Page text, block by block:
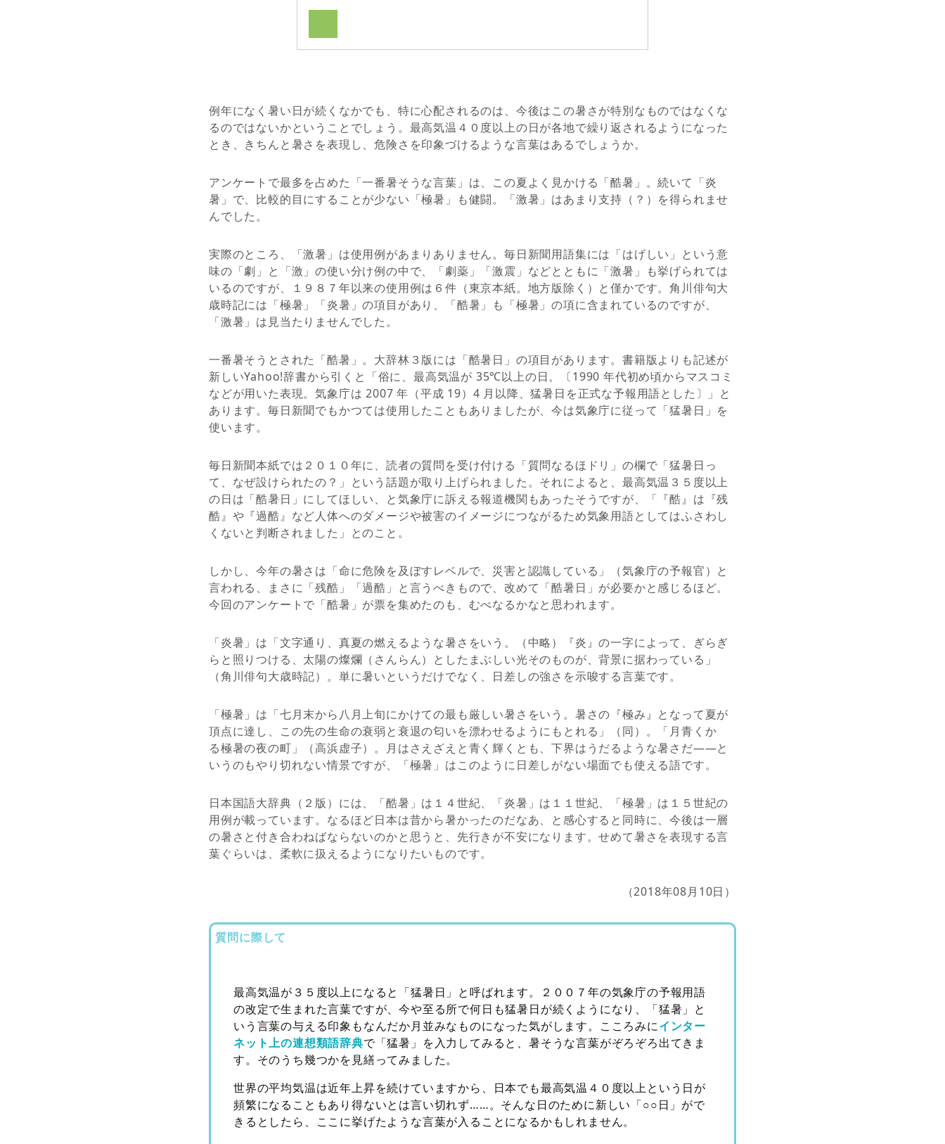
例年になく暑い日が続くなかでも、特に心配されるのは、今後はこの暑さが特別なものではなくな
るのではないかということでしょう。最高気温４０度以上の日が各地で繰り返されるようになった
とき、きちんと暑さを表現し、危険さを印象づけるような言葉はあるでしょうか。
アンケートで最多を占めた「一番暑そうな言葉」は、この夏よく見かける「酷暑」。続いて「炎
暑」で、比較的目にすることが少ない「極暑」も健闘。「激暑」はあまり支持（？）を得られませ
んでした。
実際のところ、「激暑」は使用例があまりありません。毎日新聞用語集には「はげしい」という意
味の「劇」と「激」の使い分け例の中で、「劇薬」「激震」などとともに「激暑」も挙げられては
いるのですが、１９８７年以来の使用例は６件（東京本紙。地方版除く）と僅かです。角川俳句大
歳時記には「極暑」「炎暑」の項目があり、「酷暑」も「極暑」の項に含まれているのですが、
「激暑」は見当たりませんでした。
一番暑そうとされた「酷暑」。大辞林３版には「酷暑日」の項目があります。書籍版よりも記述が
新しいYahoo!辞書から引くと「俗に、最高気温が 35℃以上の日。〔1990 年代初め頃からマスコミ
などが用いた表現。気象庁は 2007 年（平成 19）4 月以降、猛暑日を正式な予報用語とした〕」と
あります。毎日新聞でもかつては使用したこともありましたが、今は気象庁に従って「猛暑日」を
使います。
毎日新聞本紙では２０１０年に、読者の質問を受け付ける「質問なるほドリ」の欄で「猛暑日っ
て、なぜ設けられたの？」という話題が取り上げられました。それによると、最高気温３５度以上
の日は「酷暑日」にしてほしい、と気象庁に訴える報道機関もあったそうですが、「『酷』は『残
酷』や『過酷』など人体へのダメージや被害のイメージにつながるため気象用語としてはふさわし
くないと判断されました」とのこと。
しかし、今年の暑さは「命に危険を及ぼすレベルで、災害と認識している」（気象庁の予報官）と
言われる、まさに「残酷」「過酷」と言うべきもので、改めて「酷暑日」が必要かと感じるほど。
今回のアンケートで「酷暑」が票を集めたのも、むべなるかなと思われます。
「炎暑」は「文字通り、真夏の燃えるような暑さをいう。（中略）『炎』の一字によって、ぎらぎ
らと照りつける、太陽の燦爛（さんらん）としたまぶしい光そのものが、背景に据わっている」
（角川俳句大歳時記）。単に暑いというだけでなく、日差しの強さを示唆する言葉です。
「極暑」は「七月末から八月上旬にかけての最も厳しい暑さをいう。暑さの『極み』となって夏が
頂点に達し、この先の生命の衰弱と衰退の匂いを漂わせるようにもとれる」（同）。「月青くかゝ
る極暑の夜の町」（高浜虚子）。月はさえざえと青く輝くとも、下界はうだるような暑さだ――と
いうのもやり切れない情景ですが、「極暑」はこのように日差しがない場面でも使える語です。
日本国語大辞典（２版）には、「酷暑」は１４世紀、「炎暑」は１１世紀、「極暑」は１５世紀の
用例が載っています。なるほど日本は昔から暑かったのだなあ、と感心すると同時に、今後は一層
の暑さと付き合わねばならないのかと思うと、先行きが不安になります。せめて暑さを表現する言
葉ぐらいは、柔軟に扱えるようになりたいものです。
（2018年08月10日）
質問に際して
最高気温が３５度以上になると「猛暑日」と呼ばれます。２００７年の気象庁の予報用語
の改定で生まれた言葉ですが、今や至る所で何日も猛暑日が続くようになり、「猛暑」と
いう言葉の与える印象もなんだか月並みなものになった気がします。こころみにインター
ネット上の連想類語辞典で「猛暑」を入力してみると、暑そうな言葉がぞろぞろ出てきま
す。そのうち幾つかを見繕ってみました。
世界の平均気温は近年上昇を続けていますから、日本でも最高気温４０度以上という日が
頻繁になることもあり得ないとは言い切れず……。そんな日のために新しい「○○日」がで
きるとしたら、ここに挙げたような言葉が入ることになるかもしれません。